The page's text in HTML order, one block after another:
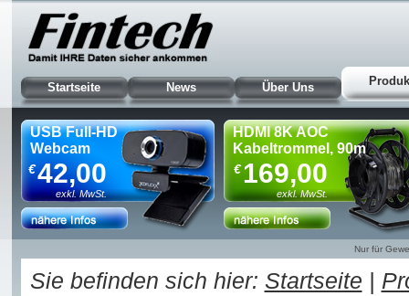
Startseite News Über Uns
USB Full-HD
Webcam
42,00
€
exkl. MwSt.
HDMI 8K AOC
Kabeltrommel, 90m
169,00
€
exkl. MwSt.
Nur für
Sie befinden sich hier: Startseite |